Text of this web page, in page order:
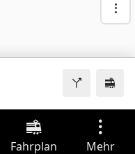
Fahrplan Mehr